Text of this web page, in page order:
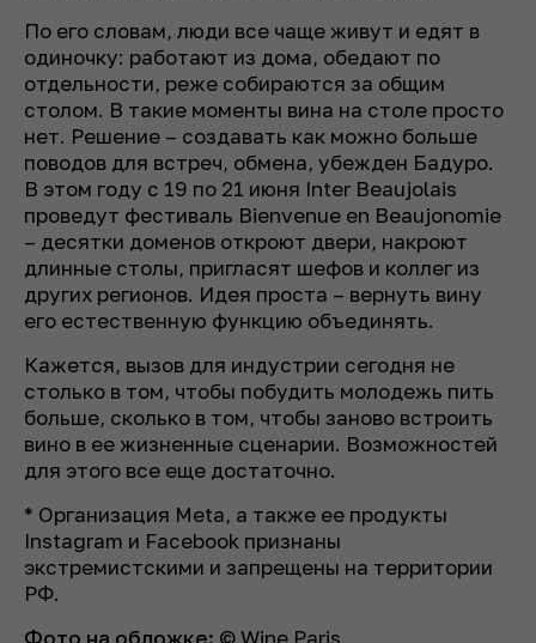
По его словам, люди все чаще живут и едят в
одиночку: работают из дома, обедают по
отдельности, реже собираются за общим
столом. В такие моменты вина на столе просто
нет. Решение – создавать как можно больше
поводов для встреч, обмена, убежден Бадуро.
В этом году с 19 по 21 июня Inter Beaujolais
проведут фестиваль Bienvenue en Beaujonomie
– десятки доменов откроют двери, накроют
длинные столы, пригласят шефов и коллег из
других регионов. Идея проста – вернуть вину
его естественную функцию объединять.
Кажется, вызов для индустрии сегодня не
столько в том, чтобы побудить молодежь пить
больше, сколько в том, чтобы заново встроить
вино в ее жизненные сценарии. Возможностей
для этого все еще достаточно.
* Организация Meta, а также ее продукты
Instagram и Facebook признаны
экстремистскими и запрещены на территории
РФ.
Фото на обложке: © Wine Paris.